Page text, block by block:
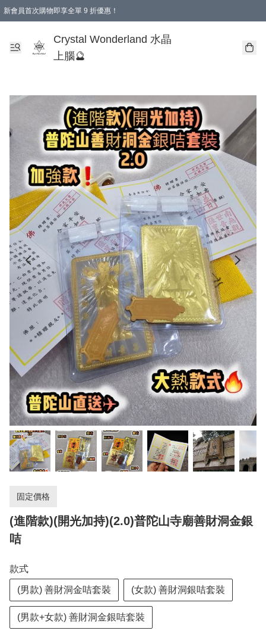
新會員首次購物即享全單 9 折優惠！
Crystal Wonderland 水晶
上腦🔮
固定價格
(進階款)(開光加持)(2.0)普陀山寺廟善財洞金銀
咭
款式
(男款) 善財洞金咭套裝 (女款) 善財洞銀咭套裝
(男款+女款) 善財洞金銀咭套裝